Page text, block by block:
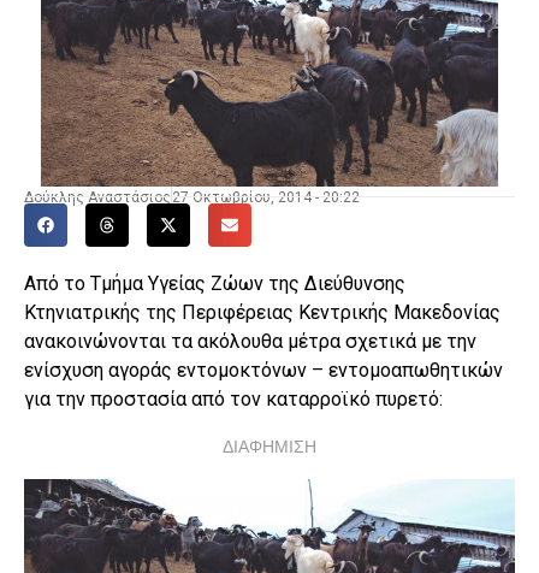
Δούκλης Αναστάσιος 27 Οκτωβρίου, 2014 - 20:22
Από το Τμήμα Υγείας Ζώων της Διεύθυνσης
Κτηνιατρικής της Περιφέρειας Κεντρικής Μακεδονίας
ανακοινώνονται τα ακόλουθα μέτρα σχετικά με την
ενίσχυση αγοράς εντομοκτόνων – εντομοαπωθητικών
για την προστασία από τον καταρροϊκό πυρετό:
ΔΙΑΦΗΜΙΣΗ